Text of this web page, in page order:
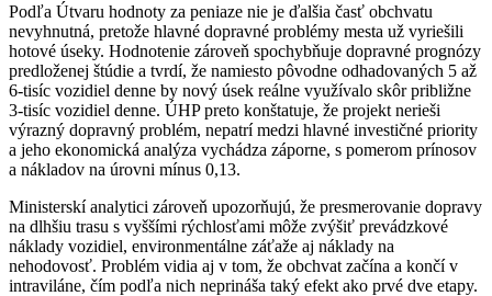
Podľa Útvaru hodnoty za peniaze nie je ďalšia časť obchvatu
nevyhnutná, pretože hlavné dopravné problémy mesta už vyriešili
hotové úseky. Hodnotenie zároveň spochybňuje dopravné prognózy
predloženej štúdie a tvrdí, že namiesto pôvodne odhadovaných 5 až
6-tisíc vozidiel denne by nový úsek reálne využívalo skôr približne
3-tisíc vozidiel denne. ÚHP preto konštatuje, že projekt nerieši
výrazný dopravný problém, nepatrí medzi hlavné investičné priority
a jeho ekonomická analýza vychádza záporne, s pomerom prínosov
a nákladov na úrovni mínus 0,13.
Ministerskí analytici zároveň upozorňujú, že presmerovanie dopravy
na dlhšiu trasu s vyššími rýchlosťami môže zvýšiť prevádzkové
náklady vozidiel, environmentálne záťaže aj náklady na
nehodovosť. Problém vidia aj v tom, že obchvat začína a končí v
intraviláne, čím podľa nich neprináša taký efekt ako prvé dve etapy.